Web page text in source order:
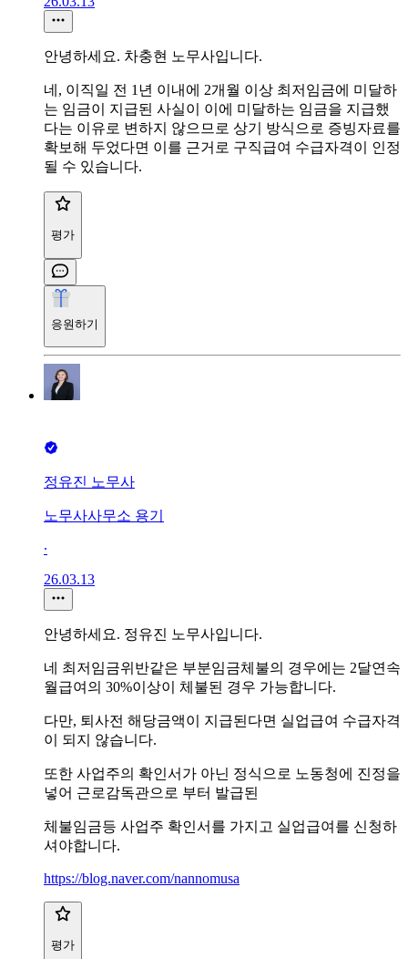
안녕하세요. 차충현 노무사입니다.
네, 이직일 전 1년 이내에 2개월 이상 최저임금에 미달하
는 임금이 지급된 사실이 이에 미달하는 임금을 지급했
다는 이유로 변하지 않으므로 상기 방식으로 증빙자료를
확보해 두었다면 이를 근거로 구직급여 수급자격이 인정
될 수 있습니다.
평가
응원하기
정유진 노무사
노무사사무소 용기
∙
26.03.13
안녕하세요. 정유진 노무사입니다.
네 최저임금위반같은 부분임금체불의 경우에는 2달연속
월급여의 30%이상이 체불된 경우 가능합니다.
다만, 퇴사전 해당금액이 지급된다면 실업급여 수급자격
이 되지 않습니다.
또한 사업주의 확인서가 아닌 정식으로 노동청에 진정을
넣어 근로감독관으로 부터 발급된
체불임금등 사업주 확인서를 가지고 실업급여를 신청하
셔야합니다.
https://blog.naver.com/nannomusa
평가